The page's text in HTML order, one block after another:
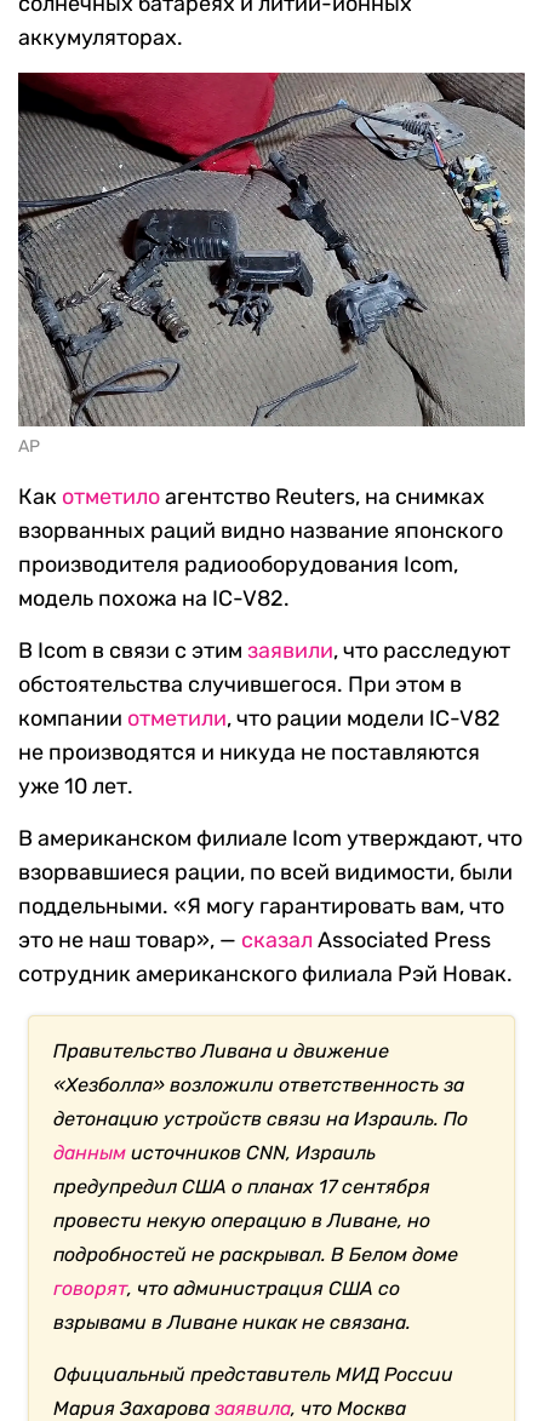
аккумуляторах.
AP
Как отметилоагентство Reuters, на снимках
взорванных раций видно название японского
производителя радиооборудования Icom,
модель похожа на IC-V82.
В Icom в связи с этим заявили, что расследуют
обстоятельства случившегося. При этом в
компании отметили, что рации модели IC-V82
не производятся и никуда не поставляются
уже 10 лет.
В американском филиале Icom утверждают, что
взорвавшиеся рации, по всей видимости, были
поддельными. «Я могу гарантировать вам, что
это не наш товар», — сказал Associated Press
сотрудник американского филиала Рэй Новак.
Правительство Ливана и движение
«Хезболла» возложили ответственность за
детонацию устройств связи на Израиль. По
данным источников CNN, Израиль
предупредил США о планах 17 сентября
провести некую операцию в Ливане, но
подробностей не раскрывал. В Белом доме
говорят, что администрация США со
взрывами в Ливане никак не связана.
Официальный представитель МИД России
Мария Захаровазаявила, что Москва